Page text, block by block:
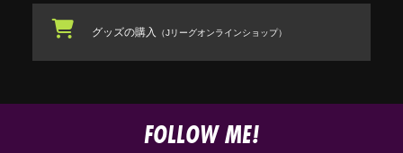
グッズの購入 （Jリーグオンラインショップ）
FOLLOW ME!